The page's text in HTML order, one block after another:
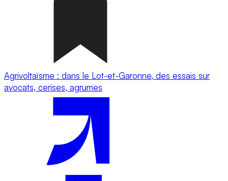
Agrivoltaïsme : dans le Lot-et-Garonne, des essais sur
avocats, cerises, agrumes